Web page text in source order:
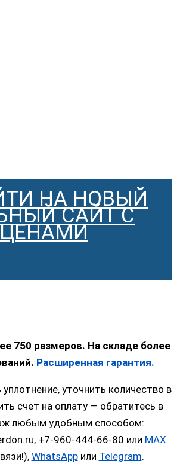
НА НОВЫЙ
САЙТ С
750 размеров. На складе более
Расширенная гарантия.
уточнить количество в
счет на оплату — обратитесь в
любым удобным способом:
+7-960-444-66-80 или MAX
WhatsAppили Telegram.